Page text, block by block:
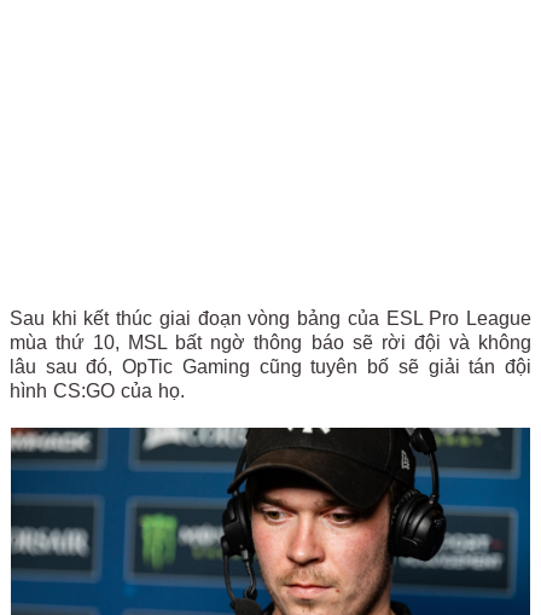
Sau khi kết thúc giai đoạn vòng bảng của ESL Pro League
mùa thứ 10, MSL bất ngờ thông báo sẽ rời đội và không
lâu sau đó, OpTic Gaming cũng tuyên bố sẽ giải tán đội
hình CS:GO của họ.